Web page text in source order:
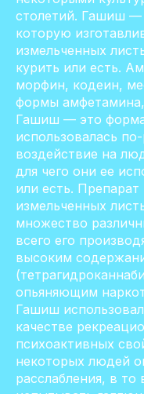
столетий. Гашиш —
которую
измельченных
курить или есть.
морфин, кодеин,
формы
Гашиш — это форма
использовалась
воздействие на
для чего они ее
или есть.
измельченных
множество
всего его
высоким
опьяняющим
Гашиш
качестве
психоактивных
некоторых людей
расслабления, в то